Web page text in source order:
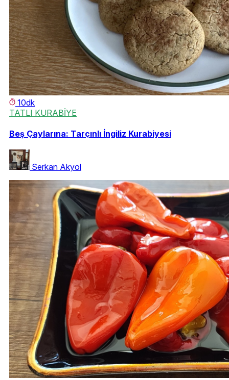
10dk
TATLI KURABİYE
Beş Çaylarına: Tarçınlı İngiliz Kurabiyesi
Serkan Akyol